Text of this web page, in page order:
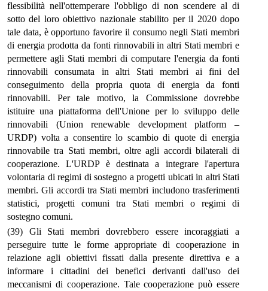
flessibilità nell'ottemperare l'obbligo di non scendere al di
sotto del loro obiettivo nazionale stabilito per il 2020 dopo
tale data, è opportuno favorire il consumo negli Stati membri
di energia prodotta da fonti rinnovabili in altri Stati membri e
permettere agli Stati membri di computare l'energia da fonti
rinnovabili consumata in altri Stati membri ai fini del
conseguimento della propria quota di energia da fonti
rinnovabili. Per tale motivo, la Commissione dovrebbe
istituire una piattaforma dell'Unione per lo sviluppo delle
rinnovabili (Union renewable development platform –
URDP) volta a consentire lo scambio di quote di energia
rinnovabile tra Stati membri, oltre agli accordi bilaterali di
cooperazione. L'URDP è destinata a integrare l'apertura
volontaria di regimi di sostegno a progetti ubicati in altri Stati
membri. Gli accordi tra Stati membri includono trasferimenti
statistici, progetti comuni tra Stati membri o regimi di
sostegno comuni.
(39) Gli Stati membri dovrebbero essere incoraggiati a
perseguire tutte le forme appropriate di cooperazione in
relazione agli obiettivi fissati dalla presente direttiva e a
informare i cittadini dei benefici derivanti dall'uso dei
meccanismi di cooperazione. Tale cooperazione può essere